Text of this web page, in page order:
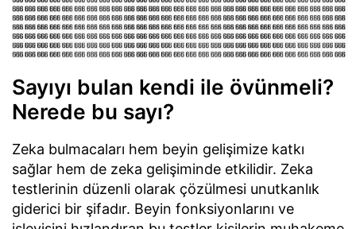
Sayıyı bulan kendi ile övünmeli?
Nerede bu sayı?
Zeka bulmacaları hem beyin gelişimize katkı
sağlar hem de zeka gelişiminde etkilidir. Zeka
testlerinin düzenli olarak çözülmesi unutkanlık
giderici bir şifadır. Beyin fonksiyonlarını ve